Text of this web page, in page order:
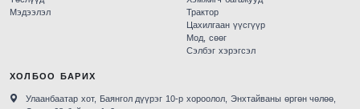
Мэдээлэл
Трактор
Цахилгаан үүсгүүр
Мод, сөөг
Сэлбэг хэрэгсэл
ХОЛБОО БАРИХ
Улаанбаатар хот, Баянгол дүүрэг 10-р хороолол, Энхтайваны өргөн чөлөө,